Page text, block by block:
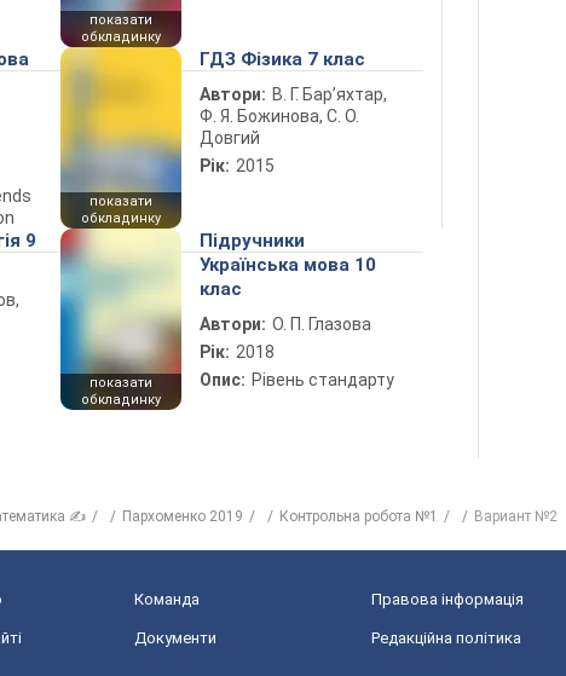
показати
обкладинку
показати
обкладинку
ГДЗ Фізика 7 клас
Автори: В. Г. Бар’яхтар,
Ф. Я. Божинова, С. О.
Довгий
Рік: 2015
9
показати
обкладинку
Підручники
Українська мова 10
клас
Автори: О. П. Глазова
Рік: 2018
Опис: Рівень стандарту
✍ Пархоменко 2019 Контрольна робота №1 Вариант №2
Команда Правова інформація
Документи Редакційна політика